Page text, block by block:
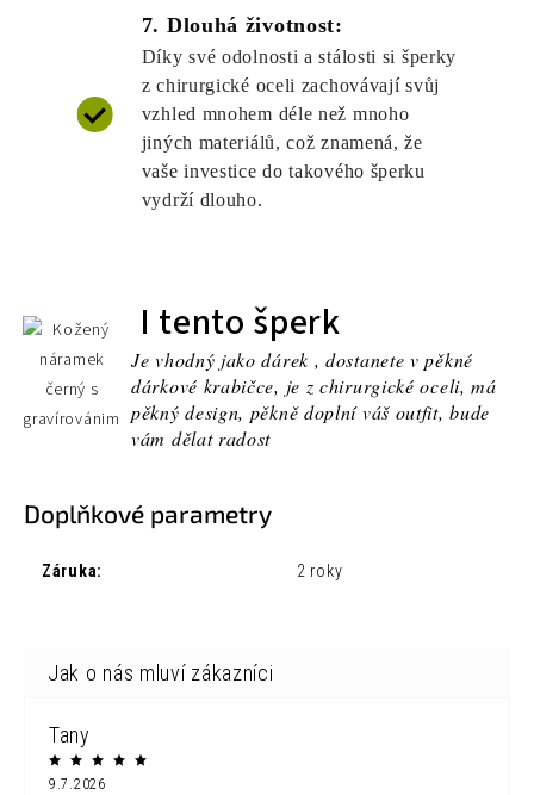
7. Dlouhá životnost:
Díky své odolnosti a stálosti si šperky
z chirurgické oceli zachovávají svůj
vzhled mnohem déle než mnoho
jiných materiálů, což znamená, že
vaše investice do takového šperku
vydrží dlouho.
I tento šperk
Je vhodný jako dárek , dostanete v pěkné
dárkové krabičce, je z chirurgické oceli, má
pěkný design, pěkně doplní váš outfit, bude
vám dělat radost
Doplňkové parametry
Záruka: 2 roky
Tany
9.7.2026